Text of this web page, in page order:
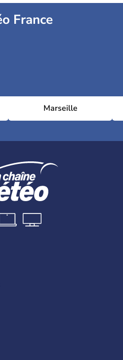
France
Marseille